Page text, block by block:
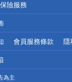
保險服務
會員服務條款 隱
為主